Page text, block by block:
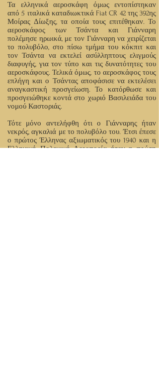
Τα ελληνικά αεροσκάφη όμως εντοπίστηκαν
από 5 ιταλικά καταδιωκτικά Fiat CR 42 της 392ης
Μοίρας Δίωξης, τα οποία τους επιτέθηκαν. Το
αεροσκάφος των Τσάντα και Γιάνναρη
πολέμησε ηρωικά, με τον Γιάνναρη να χειρίζεται
το πολυβόλο, στο πίσω τμήμα του κόκπιτ και
τον Τσάντα να εκτελεί ασύλληπτους ελιγμούς
διαφυγής, για τον τύπο και τις δυνατότητες του
αεροσκάφους. Τελικά όμως, το αεροσκάφος τους
επλήγη και ο Τσάντας αποφάσισε να εκτελέσει
αναγκαστική προσγείωση. Το κατόρθωσε και
προσγειώθηκε κοντά στο χωριό Βασιλειάδα του
νομού Καστοριάς.
Τότε μόνο αντελήφθη ότι ο Γιάνναρης ήταν
νεκρός, αγκαλιά με το πολυβόλο του. Έτσι έπεσε
ο πρώτος Έλληνας αξιωματικός του 1940 και η
Ελληνική Πολεμική Αεροπορία ήταν η πρώτη